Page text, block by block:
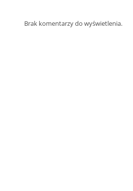
Brak komentarzy do wyświetlenia.